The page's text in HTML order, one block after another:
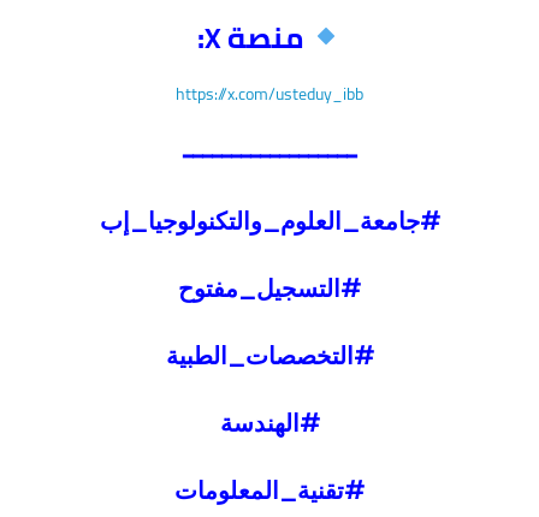
منصة X:
https://x.com/usteduy_ibb
━━━━━━━━━━━━━━━━━━
#جامعة_العلوم_والتكنولوجيا_إب
#التسجيل_مفتوح
#التخصصات_الطبية
#الهندسة
#تقنية_المعلومات